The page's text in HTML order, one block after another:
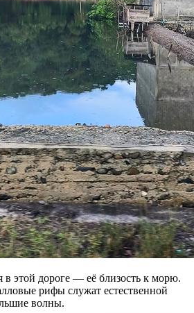
этой дороге — её близость к морю.
рифы служат естественной
волны.